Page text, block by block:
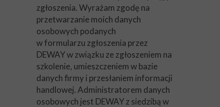
zgłoszenia. Wyrażam zgodę na
przetwarzanie moich danych
osobowych podanych
w formularzu zgłoszenia przez
DEWAY w związku ze zgłoszeniem na
szkolenie, umieszczeniem w bazie
danych firmy i przesłaniem informacji
handlowej. Administratorem danych
osobowych jest DEWAY z siedzibą w